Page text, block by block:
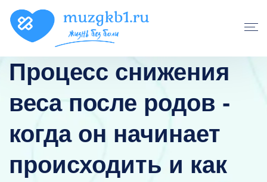
Процесс снижения
веса после родов -
когда он начинает
происходить и как